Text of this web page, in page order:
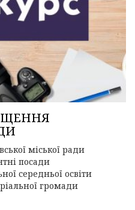
міської ради
посади
середньої освіти
громади